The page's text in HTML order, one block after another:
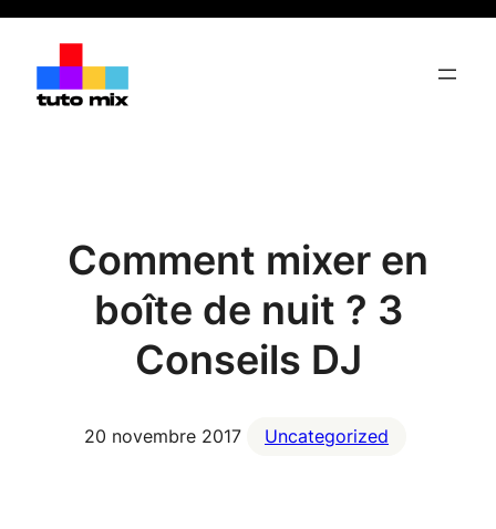
Aller
Comment mixer en
boîte de nuit ? 3
Conseils DJ
20 novembre 2017 Uncategorized